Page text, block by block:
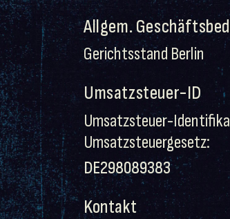
Allgem.
Gerichtsstand Berlin
Umsatzsteuer-ID
Umsatzsteuer-
Umsatzsteuergesetz:
DE298089383
Kontakt